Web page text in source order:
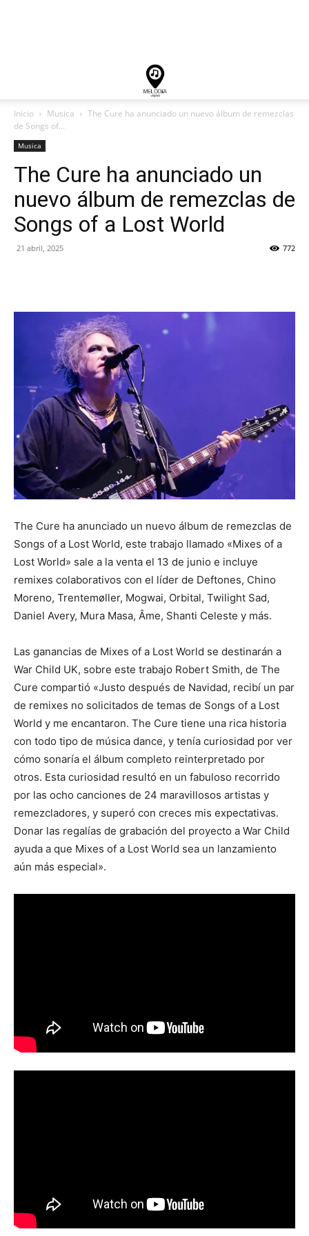
Inicio Musica
The Cure ha anunciado un nuevo álbum de remezclas
de Songs of...
Musica
The Cure ha anunciado un
nuevo álbum de remezclas de
Songs of a Lost World
21 abril, 2025 772
The Cure ha anunciado un nuevo álbum de remezclas de
Songs of a Lost World, este trabajo llamado «Mixes of a
Lost World» sale a la venta el 13 de junio e incluye
remixes colaborativos con el líder de Deftones, Chino
Moreno, Trentemøller, Mogwai, Orbital, Twilight Sad,
Daniel Avery, Mura Masa, Âme, Shanti Celeste y más.
Las ganancias de Mixes of a Lost World se destinarán a
War Child UK, sobre este trabajo Robert Smith, de The
Cure compartió «Justo después de Navidad, recibí un par
de remixes no solicitados de temas de Songs of a Lost
World y me encantaron. The Cure tiene una rica historia
con todo tipo de música dance, y tenía curiosidad por ver
cómo sonaría el álbum completo reinterpretado por
otros. Esta curiosidad resultó en un fabuloso recorrido
por las ocho canciones de 24 maravillosos artistas y
remezcladores, y superó con creces mis expectativas.
Donar las regalías de grabación del proyecto a War Child
ayuda a que Mixes of a Lost World sea un lanzamiento
aún más especial».